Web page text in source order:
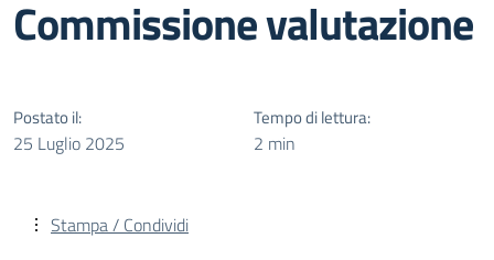
Commissione valutazione
Postato il:
25 Luglio 2025
Tempo di lettura:
2 min
Stampa / Condividi